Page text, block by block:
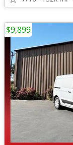
$9,899